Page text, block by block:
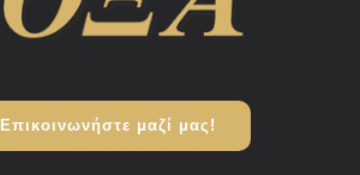
Επικοινωνήστε μαζί μας!